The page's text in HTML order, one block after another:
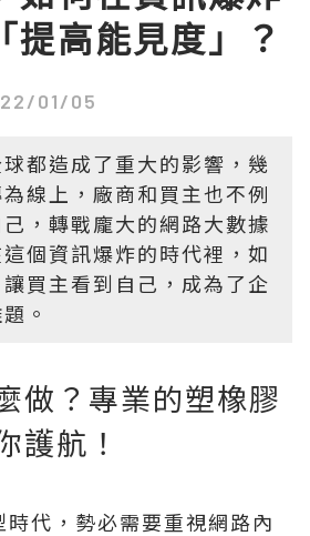
提高能見度」？
01/05
都造成了重大的影響，幾
線上，廠商和買主也不例
，轉戰龐大的網路大數據
個資訊爆炸的時代裡，如
買主看到自己，成為了企
。
做？專業的塑橡膠
護航！
代，勢必需要重視網路內